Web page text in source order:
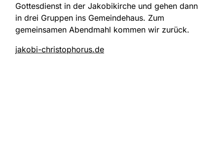
Gottesdienst in der Jakobikirche und gehen dann
in drei Gruppen ins Gemeindehaus. Zum
gemeinsamen Abendmahl kommen wir zurück.
jakobi-christophorus.de